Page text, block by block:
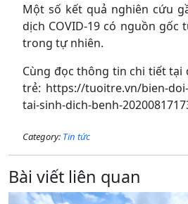
Một số kết quả nghiên cứu
dịch COVID-19 có nguồn gốc
trong tự nhiên.
Cùng đọc thông tin chi tiết tại
trẻ: https://tuoitre.vn/bien-
tai-sinh-dich-benh-
Category: Tin tức
Bài viết liên quan